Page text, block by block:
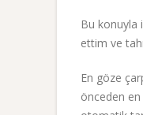
Bu konuyla
ettim ve
En göze
önceden